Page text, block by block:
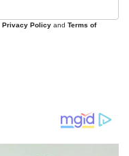
Privacy Policy and Terms of